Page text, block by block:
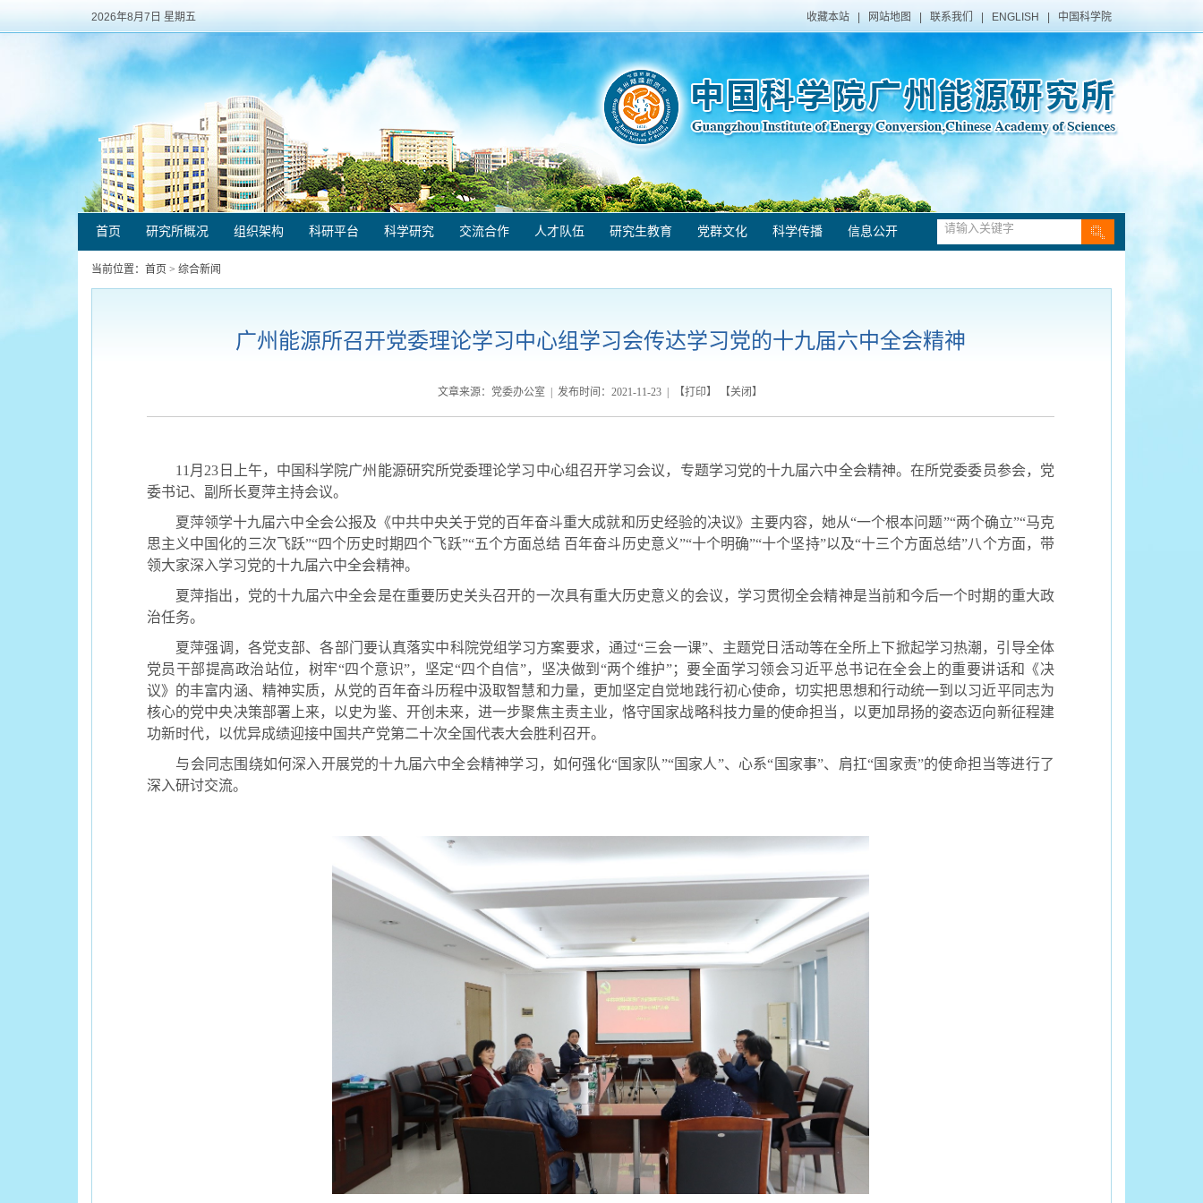
2026年8月7日 星期五 收藏本站 网站地图 联系我们 ENGLISH 中国科学院
首页 研究所概况 组织架构 科研平台 科学研究 交流合作 人才队伍 研究生教育 党群文化 科学传播 信息公开
当前位置： 首页 > 综合新闻
广州能源所召开党委理论学习中心组学习会传达学习党的十九届六中全会精神
文章来源：党委办公室 | 发布时间：2021-11-23 | 【打印】 【关闭 】
11 月 23 日上午，中国科学院广州能源研究所党委理论学习中心组召开学习会议，专题学习党的十九届六中全会精神。在所党委委员参会，党
委书记、副所长夏萍主持会议。
夏萍领学十九届六中全会公报及《中共中央关于党的百年奋斗重大成就和历史经验的决议》主要内容，她从“一个根本问题”“两个确立”“马克
思主义中国化的三次飞跃”“四个历史时期四个飞跃”“五个方面总结 百年奋斗历史意义”“十个明确”“十个坚持”以及“十三个方面总结”八个方面，带
领大家深入学习党的十九届六中全会精神。
夏萍指出，党的十九届六中全会是在重要历史关头召开的一次具有重大历史意义的会议，学习贯彻全会精神是当前和今后一个时期的重大政
治任务。
夏萍强调，各党支部、各部门要认真落实中科院党组学习方案要求， 通过“三会一课”、主题党日活动等在全所上下掀起学习热潮，引导全体
党员干部提高政治站位，树牢“四个意识”，坚定“四个自信”，坚决做到“两个维护”；要全面学习领会习近平总书记在全会上的重要讲话和《决
议》的丰富内涵、精神实质，从党的百年奋斗历程中汲取智慧和力量，更加坚定自觉地践行初心使命，切实把思想和行动统一到以习近平同志为
核心的党中央决策部署上来，以史为鉴、开创未来，进一步聚焦主责主业，恪守国家战略科技力量的使命担当，以更加昂扬的姿态迈向新征程建
功新时代，以优异成绩迎接中国共产党第二十次全国代表大会胜利召开。
与会同志围绕如何深入开展党的十九届六中全会精神学习，如何强化“国家队”“国家人”、心系“国家事”、肩扛“国家责”的使命担当等进行了
深入研讨交流。